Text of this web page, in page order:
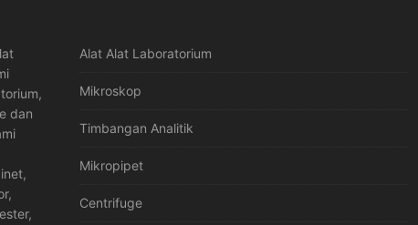
dan
Alat Alat Laboratorium
Mikroskop
Timbangan Analitik
Mikropipet
Centrifuge